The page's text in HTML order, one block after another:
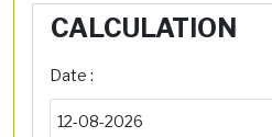
CALCULATION
Date :